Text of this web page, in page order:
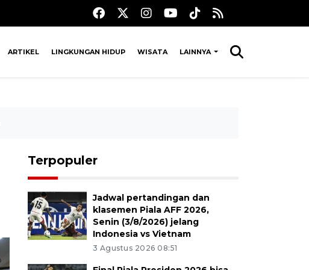
ARTIKEL LINGKUNGAN HIDUP WISATA LAINNYA
Terpopuler
Jadwal pertandingan dan
klasemen Piala AFF 2026,
Senin (3/8/2026) jelang
Indonesia vs Vietnam
3 Agustus 2026 08:51